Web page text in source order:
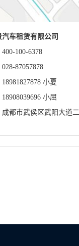
车租赁有限公司
400-100-6378
028-87057878
18981827878 小夏
18908039696 小屈
成都市武侯区武阳大道